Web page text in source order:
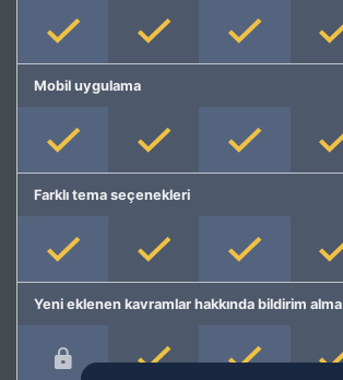
Mobil uygulama
Farklı tema seçenekleri
Yeni eklenen kavramlar hakkında bildirim alma